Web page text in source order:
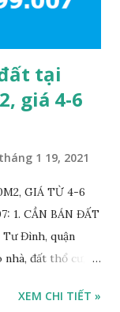
tại
giá 4-6
tháng 1 19, 2021
GIÁ TỪ 4-6
1. CẦN BÁN ĐẤT
Đình, quận
đất thổ cư,
đất ngõ 134
XEM CHI TIẾT »